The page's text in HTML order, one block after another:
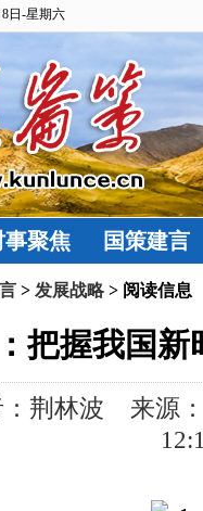
日-星期六
事聚焦 国策建言
> 发展战略> 阅读信息
把握我国
：荆林波 来源